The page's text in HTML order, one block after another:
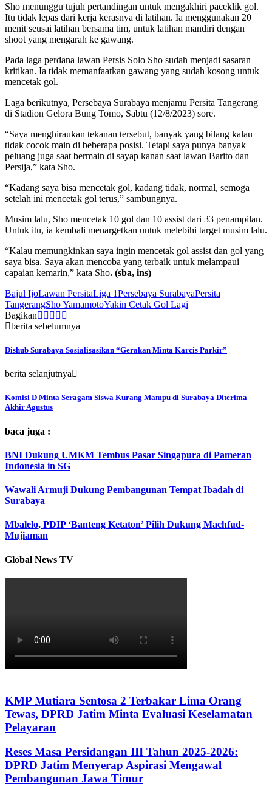
Sho menunggu tujuh pertandingan untuk mengakhiri paceklik gol.
Itu tidak lepas dari kerja kerasnya di latihan. Ia menggunakan 20
menit seusai latihan bersama tim, untuk latihan mandiri dengan
shoot yang mengarah ke gawang.
Pada laga perdana lawan Persis Solo Sho sudah menjadi sasaran
kritikan. Ia tidak memanfaatkan gawang yang sudah kosong untuk
mencetak gol.
Laga berikutnya, Persebaya Surabaya menjamu Persita Tangerang
di Stadion Gelora Bung Tomo, Sabtu (12/8/2023) sore.
“Saya menghiraukan tekanan tersebut, banyak yang bilang kalau
tidak cocok main di beberapa posisi. Tetapi saya punya banyak
peluang juga saat bermain di sayap kanan saat lawan Barito dan
Persija,” kata Sho.
“Kadang saya bisa mencetak gol, kadang tidak, normal, semoga
setelah ini mencetak gol terus,” sambungnya.
Musim lalu, Sho mencetak 10 gol dan 10 assist dari 33 penampilan.
Untuk itu, ia kembali menargetkan untuk melebihi target musim lalu.
“Kalau memungkinkan saya ingin mencetak gol assist dan gol yang
saya bisa. Saya akan mencoba yang terbaik untuk melampaui
capaian kemarin,” kata Sho. (sba, ins)
Bajul IjoLawan PersitaLiga 1Persebaya SurabayaPersita
TangerangSho YamamotoYakin Cetak Gol Lagi
Bagikan
berita sebelumnya
Dishub Surabaya Sosialisasikan “Gerakan Minta Karcis Parkir”
berita selanjutnya
Komisi D Minta Seragam Siswa Kurang Mampu di Surabaya Diterima
Akhir Agustus
baca juga :
BNI Dukung UMKM Tembus Pasar Singapura di Pameran
Indonesia in SG
Wawali Armuji Dukung Pembangunan Tempat Ibadah di
Surabaya
Mbalelo, PDIP ‘Banteng Ketaton’ Pilih Dukung Machfud-
Mujiaman
Global News TV
KMP Mutiara Sentosa 2 Terbakar Lima Orang
Tewas, DPRD Jatim Minta Evaluasi Keselamatan
Pelayaran
Reses Masa Persidangan III Tahun 2025-2026:
DPRD Jatim Menyerap Aspirasi Mengawal
Pembangunan Jawa Timur